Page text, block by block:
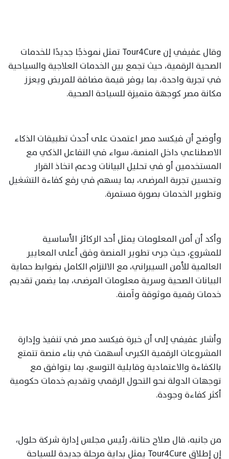
وقال عفيفي إن Tour4Cure تمثل نموذجًا جديدًا للخدمات
الصحية الرقمية، حيث تجمع بين الخدمات العلاجية والسياحية
في تجربة واحدة، بما يوفر قيمة مضافة للمريض ويعزز
مكانة مصر كوجهة متميزة للسياحة الصحية.
وأوضح أن فيكسد مصر اعتمدت على أحدث تطبيقات الذكاء
الاصطناعي داخل المنصة، سواء في التفاعل الذكي مع
المستخدمين أو في تحليل البيانات ودعم اتخاذ القرار
وتحسين تجربة المرضى، بما يسهم في رفع كفاءة التشغيل
وتطوير الخدمات بصورة مستمرة.
وأكد أن أمن المعلومات يمثل أحد الركائز الأساسية
للمشروع، حيث جرى تطوير المنصة وفق أعلى المعايير
العالمية للأمن السيبراني، مع الالتزام الكامل بضوابط حماية
البيانات الصحية وسرية معلومات المرضى، بما يضمن تقديم
خدمات رقمية موثوقة وآمنة.
وأشار عفيفي إلى أن خبرة فيكسد مصر في تنفيذ وإدارة
المشروعات الرقمية الكبرى أسهمت في بناء منصة تتمتع
بالكفاءة والاعتمادية وقابلية التوسع، بما يتوافق مع
توجهات الدولة نحو التحول الرقمي وتقديم خدمات حكومية
أكثر كفاءة وجودة.
من جانبه، قال صلاح حتاتة، رئيس مجلس إدارة شركة حلول،
إن إطلاق Tour4Cure يمثل بداية مرحلة جديدة للسياحة